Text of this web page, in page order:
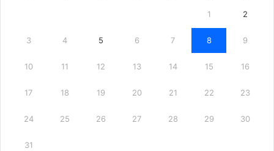
1 2
3 4 5 6 7 8 9
10 11 12 13 14 15 16
17 18 19 20 21 22 23
24 25 26 27 28 29 30
31